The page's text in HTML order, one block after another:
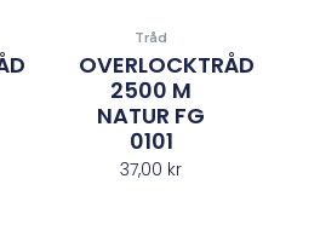
Tråd
OVERLOCKTRÅD
2500 M
NATUR FG
0101
37,00 kr